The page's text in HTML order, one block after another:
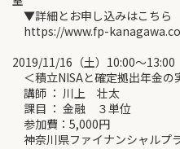
▼詳細とお申し込みはこちら
https://www.fp-
2019/11/16（土）10:00～13:00
＜積立NISAと確定拠出年金の
講師 ： 川上 壮太
課目 ： 金融 ３単位
参加費：5,000円
神奈川県ファイナンシャル